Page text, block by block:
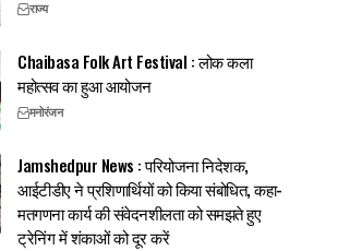
राज्य
Chaibasa Folk Art Festival : लोक कला
महोत्सव का हुआ आयोजन
मनोरंजन
Jamshedpur News : परियोजना निदेशक,
आईटीडीए ने प्रशिणार्थियों को किया संबोधित, कहा-
मतगणना कार्य की संवेदनशीलता को समझते हुए
ट्रेनिंग में शंकाओं को दूर करें